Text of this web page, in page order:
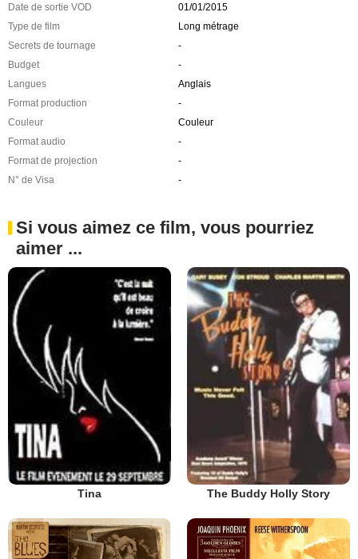
Date de sortie VOD
01/01/2015
Type de film
Long métrage
Secrets de tournage
-
Budget
-
Langues
Anglais
Format production
-
Couleur
Couleur
Format audio
-
Format de projection
-
N° de Visa
-
Si vous aimez ce film, vous pourriez
aimer ...
Tina The Buddy Holly Story